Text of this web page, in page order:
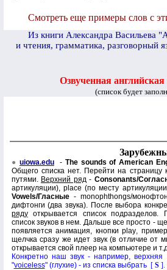
Смотреть еще примеры слов с
Из книги Александра Васильева
и чтения, грамматика, разговорный
Озвученная
(список будет
● uiowa.edu- The sounds of American
Общего списка нет. Перейти на страницу
путями. Верхний ряд- Consonants/
артикуляции), place (по месту
Vowels/Гласные-monophthongs/
дифтонги (два звука). После выбора
рядуоткрывается список подразделов.
список звуков в нем. Дальше все просто -
появляется анимация, кнопкиplay,
щелчка сразу же идет звук (в отличие от
открывается свой плеер на компьютере и
Конкретно наш звук - например,
"voiceless" (глухие) - из списка выбрать [ S ].